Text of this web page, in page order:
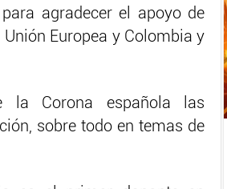
agradecer el apoyo de
Europea y Colombia y
la Corona española las
sobre todo en temas de